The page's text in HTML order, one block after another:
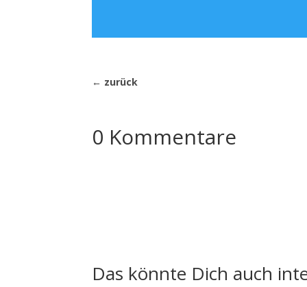
← zurück
0 Kommentare
Das könnte Dich auch